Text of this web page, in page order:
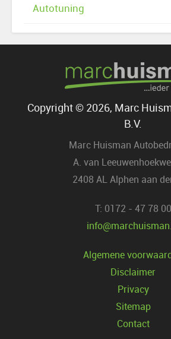
Autotuning
Copyright © 2026, Marc
B.V.
Marc Huisman
A. van
2408 AL Alphen aan
T: 0172 - 47 78 00
Algemene
Disclaimer
Privacy
Sitemap
Contact